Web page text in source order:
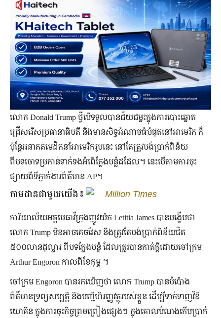
លោក Donald Trump ថ្វីបើទទួលបានជ័យជម្នះក្នុងការបោះឆ្នោត
ជ្រើសរើសប្រធានាធិបតី និងមានសិទ្ធអំណាចធំបំផុតនៅអាមេរិក ក៏
ប៉ុន្តែអនាគតមេដឹកនាំអាមេរិករូបនេះ នៅតែត្រូវបង់ប្រាក់ពិន័យ
ពីបទចោទប្រកាន់ទាក់ទងអំពើក្លែងបន្លំដដែល។ នេះបើតាមការចុះ
ផ្សាយពីទីភ្នាក់ងារព័ត៌មាន AP។
តាមដានជាមួយយើង៖ Million Times
ការិយាល័យអគ្គមេធាវីក្រុងញូវយ៉ក Letitia James បានបង្ហើបថា
លោក Trump មិនអាចគេចវែស និងត្រូវតែបង់ប្រាក់ពិន័យជិត
៥០០លានដុល្លារ ពីបទក្លែងបន្លំ ដែលត្រូវបានកាត់ក្ដីដោយចៅក្រម
Arthur Engoron កាលពីខែកុម្ភៈ។
ចៅក្រម Engoron បានរកឃើញថា លោក Trump បានបំប៉ោង
ព័ត៌មានទ្រព្យសម្បត្តិ និងបញ្ជីហិរញ្ញវត្ថុរបស់ខ្លួន ដើម្បីទាក់ទាញវិនិ
យោគិន ក្នុងការចុះកិច្ចព្រមព្រៀងផ្សេងៗ ក្នុងគោលបំណងកើបប្រាក់